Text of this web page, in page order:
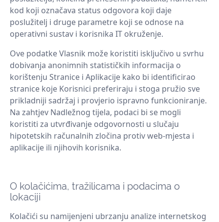
kod koji označava status odgovora koji daje
poslužitelj i druge parametre koji se odnose na
operativni sustav i korisnika IT okruženje.
Ove podatke Vlasnik može koristiti isključivo u svrhu
dobivanja anonimnih statističkih informacija o
korištenju Stranice i Aplikacije kako bi identificirao
stranice koje Korisnici preferiraju i stoga pružio sve
prikladniji sadržaj i provjerio ispravno funkcioniranje.
Na zahtjev Nadležnog tijela, podaci bi se mogli
koristiti za utvrđivanje odgovornosti u slučaju
hipotetskih računalnih zločina protiv web-mjesta i
aplikacije ili njihovih korisnika.
O kolačićima, tražilicama i podacima o
lokaciji
Kolačići su namijenjeni ubrzanju analize internetskog